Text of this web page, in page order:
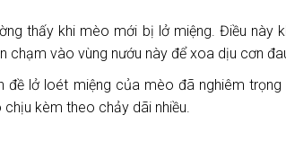
thấy khi mèo mới bị lở miệng. Điều này
chạm vào vùng nướu này để xoa dịu cơn
đề lở loét miệng của mèo đã nghiêm trọng
kèm theo chảy dãi nhiều.